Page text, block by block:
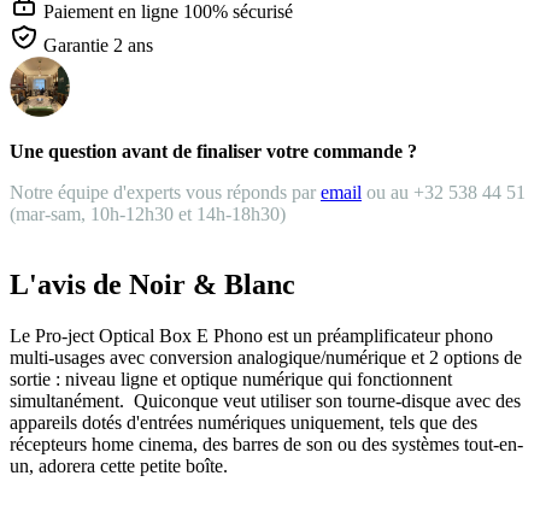
Paiement en ligne 100% sécurisé
Garantie 2 ans
Une question avant de finaliser votre commande ?
Notre équipe d'experts vous réponds par email ou au +32 538 44 51
(mar-sam, 10h-12h30 et 14h-18h30)
L'avis de Noir & Blanc
Le Pro-ject Optical Box E Phono est un préamplificateur phono
multi-usages avec conversion analogique/numérique et 2 options de
sortie : niveau ligne et optique numérique qui fonctionnent
simultanément. Quiconque veut utiliser son tourne-disque avec des
appareils dotés d'entrées numériques uniquement, tels que des
récepteurs home cinema, des barres de son ou des systèmes tout-en-
un, adorera cette petite boîte.